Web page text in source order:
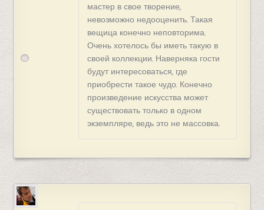
мастер в свое творение,
невозможно недооценить. Такая
вещица конечно неповторима.
Очень хотелось бы иметь такую в
своей коллекции. Наверняка гости
будут интересоваться, где
приобрести такое чудо. Конечно
произведение искусства может
существовать только в одном
экземпляре, ведь это не массовка.